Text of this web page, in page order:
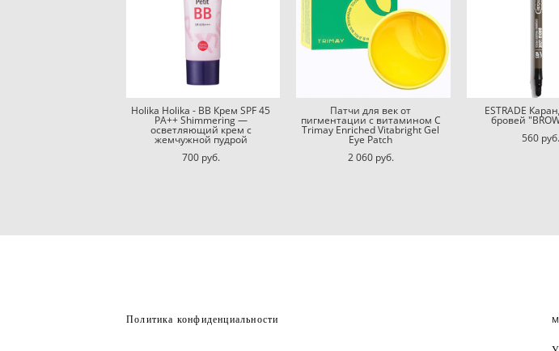
Holika Holika - BB Крем SPF 45
PA++ Shimmering —
осветляющий крем с
жемчужной пудрой
700 pуб.
Патчи для век от
пигментации с витамином С
Trimay Enriched Vitabright Gel
Eye Patch
2 060 pуб.
ESTRADE
бровей
560 pуб.
Политика конфиденциальности